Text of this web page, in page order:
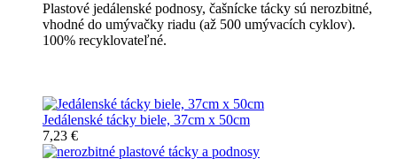
Plastové jedálenské podnosy, čašnícke tácky sú nerozbitné,
vhodné do umývačky riadu (až 500 umývacích cyklov).
100% recyklovateľné.
Jedálenské tácky biele, 37cm x 50cm
7,23 €